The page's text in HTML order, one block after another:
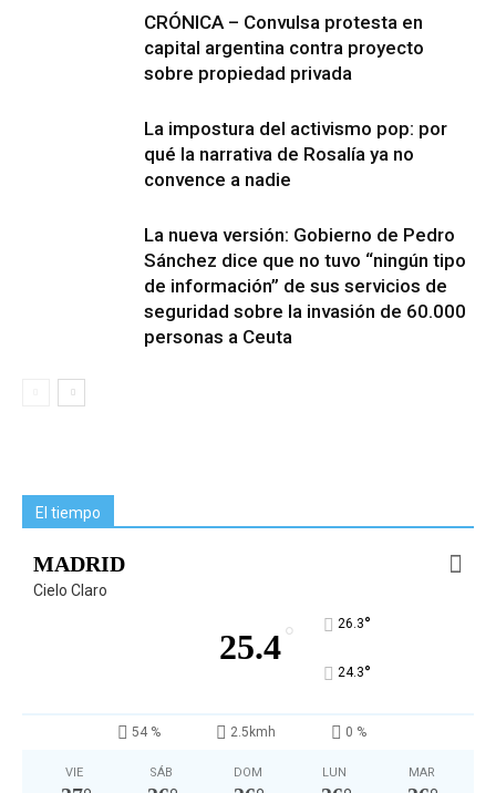
CRÓNICA – Convulsa protesta en
capital argentina contra proyecto
sobre propiedad privada
La impostura del activismo pop: por
qué la narrativa de Rosalía ya no
convence a nadie
La nueva versión: Gobierno de Pedro
Sánchez dice que no tuvo “ningún tipo
de información” de sus servicios de
seguridad sobre la invasión de 60.000
personas a Ceuta
El tiempo
MADRID
Cielo Claro
25.4° 26.3°
24.3°
54 % 2.5kmh 0 %
VIE SÁB DOM LUN MAR